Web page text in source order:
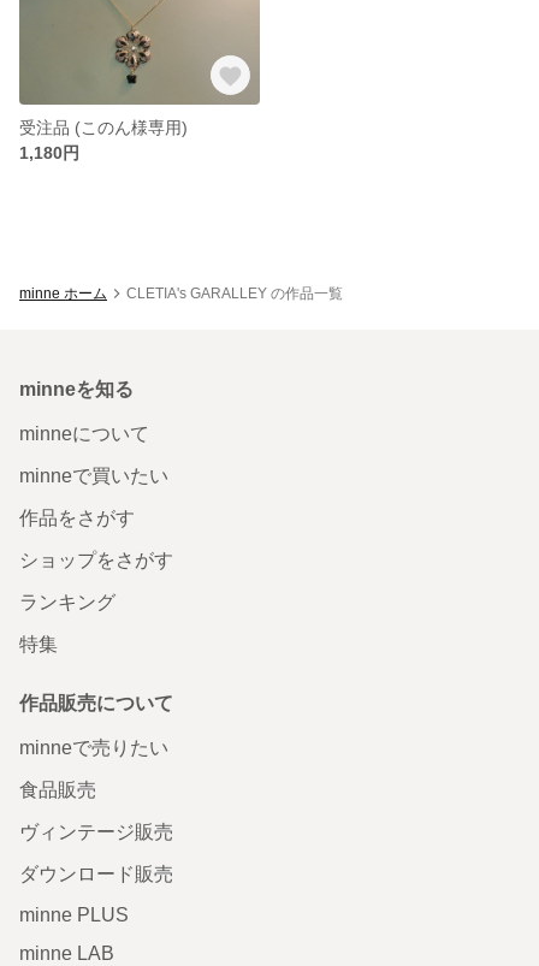
受注品 (このん様専用)
1,180円
minne ホーム CLETIA's GARALLEY の作品一覧
minneを知る
minneについて
minneで買いたい
作品をさがす
ショップをさがす
ランキング
特集
作品販売について
minneで売りたい
食品販売
ヴィンテージ販売
ダウンロード販売
minne PLUS
minne LAB